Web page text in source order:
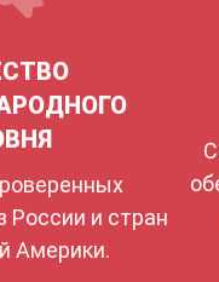
России и стран
Америки.